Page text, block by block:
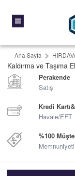
Ana Sayfa
Kaldırma ve Taşıma
Perakende
Satış
Kredi Kartı&
Havale/EFT
%100
Memnuniyeti